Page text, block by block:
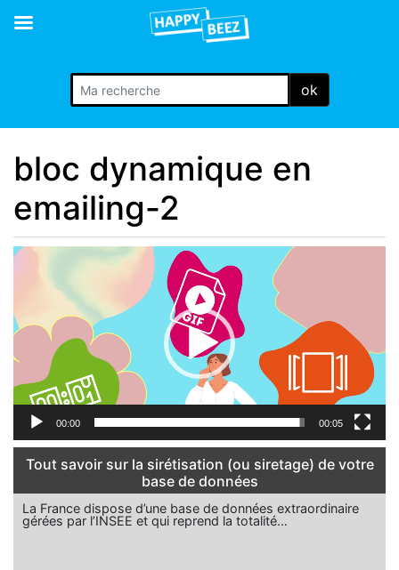
ok
bloc dynamique en
emailing-2
Lecteur
vidéo
00:00 00:05
Tout savoir sur la sirétisation (ou siretage) de votre
base de données
La France dispose d’une base de données extraordinaire
gérées par l’INSEE et qui reprend la totalité…